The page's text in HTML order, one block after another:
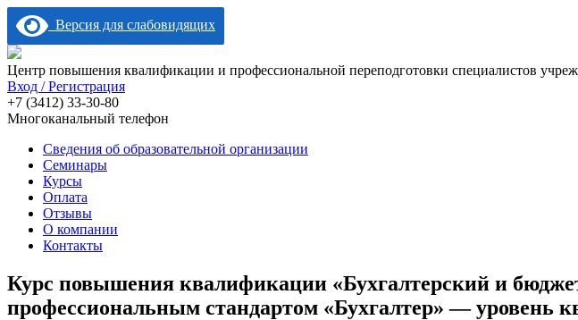
Версия для слабовидящих
Центр повышения квалификации и профессиональной переподготовки специалистов
Вход / Регистрация
+7 (3412) 33-30-80
Многоканальный телефон
Сведения об образовательной организации
Семинары
Курсы
Оплата
Отзывы
О компании
Контакты
Курс повышения квалификации «Бухгалтерский и
профессиональным стандартом «Бухгалтер» — уровень